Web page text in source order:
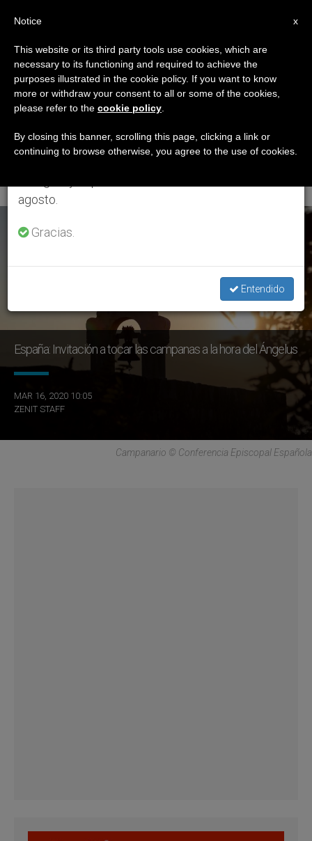
ETIQUETA
Posts Tagged ‘Equipos
De Pastoral De La
ÚLTIMAS NOTICIAS
España: Invitación a tocar las campanas a la hora del Ángelus
MAR 16, 2020 10:05
ZENIT STAFF
Campanario © Conferencia Episcopal Española
×
Aviso importante
Del 27 de julio al 7 de agosto haremos la pausa
anual, aprovechando que en el periodo de verano
se generan menos informaciones y también el
agosto.
Gracias.
Entendido
x
Notice
This website or its third party tools use cookies, which are
necessary to its functioning and required to achieve the
purposes illustrated in the cookie policy. If you want to know
more or withdraw your consent to all or some of the cookies,
please refer to the cookie policy
By closing this banner, scrolling this page, clicking a link or
continuing to browse otherwise, you agree to the use of cookies.